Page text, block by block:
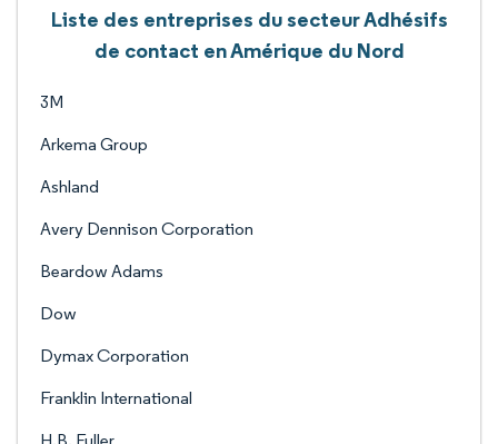
Liste des entreprises du secteur Adhésifs
de contact en Amérique du Nord
3M
Arkema Group
Ashland
Avery Dennison Corporation
Beardow Adams
Dow
Dymax Corporation
Franklin International